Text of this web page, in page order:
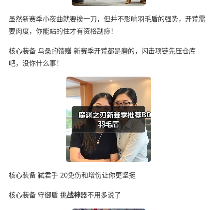
虽然新赛季小夜曲就要挨一刀，但并不影响羽毛盾的强势，开荒需
要肉度，你能站的住才有资格刮痧！
核心装备 乌桑的馈赠 新赛季开荒都是磨的，闪击项链先压仓库
吧，没你什么事！
核心装备 弑君手 20免伤和增伤让你更坚挺
核心装备 守御盾 挑战神器不用多说了